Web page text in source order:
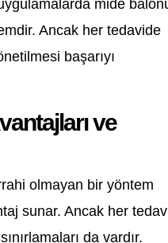
mide
Ancak her tedavide
başarıyı
ve
olmayan bir yöntem
sunar. Ancak her
da vardır.